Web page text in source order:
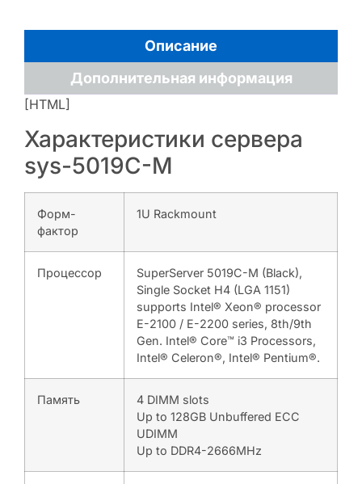
Описание
Дополнительная информация
[HTML]
Характеристики сервера
sys-5019C-M
Форм-
фактор
1U Rackmount
Процессор
SuperServer 5019C-M (Black),
Single Socket H4 (LGA 1151)
supports Intel® Xeon® processor
E-2100 / E-2200 series, 8th/9th
Gen. Intel® Core™ i3 Processors,
Intel® Celeron®, Intel® Pentium®.
Память
4 DIMM slots
Up to 128GB Unbuffered ECC
UDIMM
Up to DDR4-2666MHz